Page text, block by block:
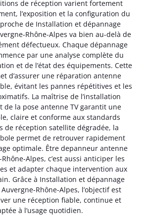
de réception varient fortement
l’exposition et la configuration du
de Installation et dépannage
Rhône-Alpes va bien au-delà de
défectueux. Chaque dépannage
par une analyse complète du
et de l’état des équipements. Cette
d’assurer une réparation antenne
évitant les pannes répétitives et les
La maîtrise de l’installation
de la pose antenne TV garantit une
claire et conforme aux standards
de réception satellite dégradée, la
permet de retrouver rapidement
optimale. Être depanneur antenne
Alpes, c’est aussi anticiper les
et adapter chaque intervention aux
Grâce à Installation et dépannage
Rhône-Alpes, l’objectif est
une réception fiable, continue et
à l’usage quotidien.